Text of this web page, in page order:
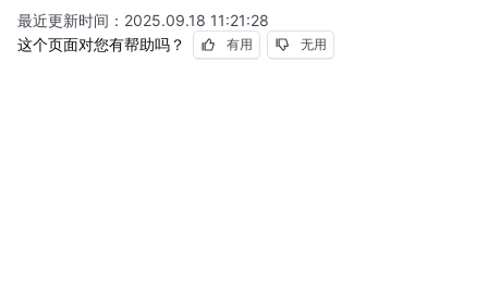
最近更新时间： 2025.09.18 11:21:28
这个页面对您有帮助吗？
有用 无用